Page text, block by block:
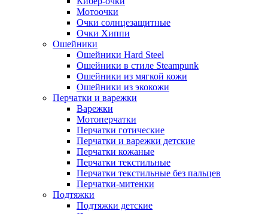
Мотоочки
Очки солнцезащитные
Очки Хиппи
Ошейники
Ошейники Hard Steel
Ошейники в стиле Steampunk
Ошейники из мягкой кожи
Ошейники из экокожи
Перчатки и варежки
Варежки
Мотоперчатки
Перчатки готические
Перчатки и варежки детские
Перчатки кожаные
Перчатки текстильные
Перчатки текстильные без пальцев
Перчатки-митенки
Подтяжки
Подтяжки детские